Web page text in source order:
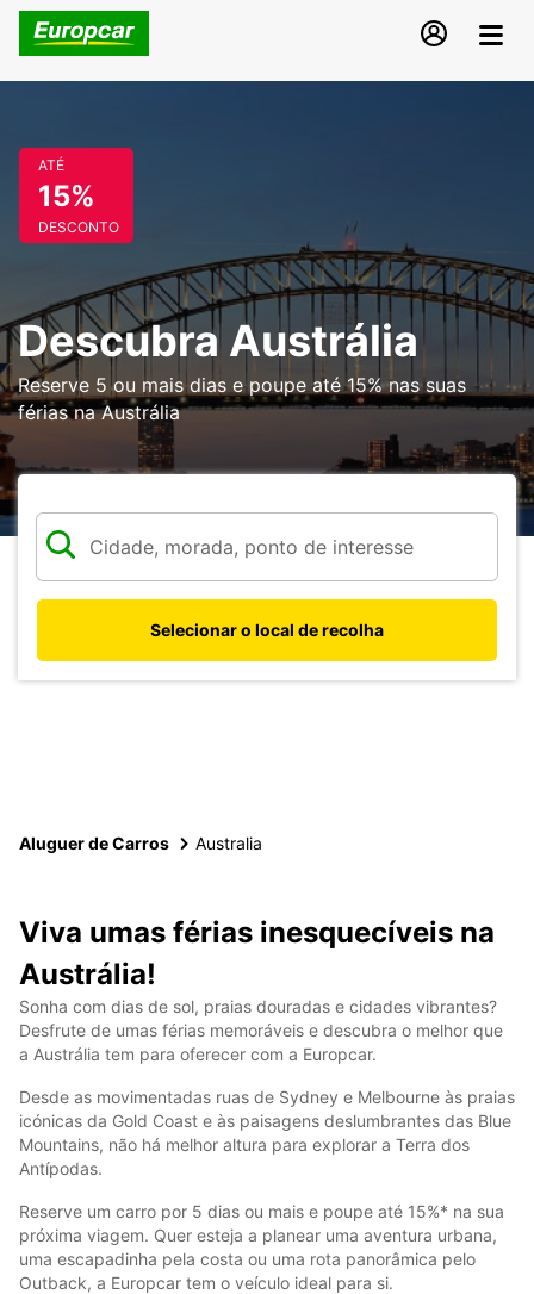
ATÉ
15%
DESCONTO
Descubra Austrália
Reserve 5 ou mais dias e poupe até 15% nas suas
férias na Austrália
Selecionar o local de recolha
Aluguer de Carros Australia
Viva umas férias inesquecíveis na
Austrália!
Sonha com dias de sol, praias douradas e cidades vibrantes?
Desfrute de umas férias memoráveis e descubra o melhor que
a Austrália tem para oferecer com a Europcar.
Desde as movimentadas ruas de Sydney e Melbourne às praias
icónicas da Gold Coast e às paisagens deslumbrantes das Blue
Mountains, não há melhor altura para explorar a Terra dos
Antípodas.
Reserve um carro por 5 dias ou mais e poupe até 15%* na sua
próxima viagem. Quer esteja a planear uma aventura urbana,
uma escapadinha pela costa ou uma rota panorâmica pelo
Outback, a Europcar tem o veículo ideal para si.